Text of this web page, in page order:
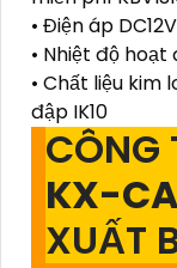
• Điện áp
• Nhiệt độ hoạt
• Chất liệu kim
đập IK10
CÔNG
KX-
XUẤT